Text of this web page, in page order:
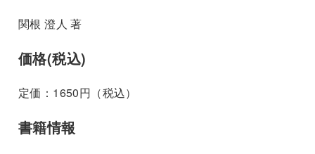
関根 澄人 著
価格(税込)
定価：1650円（税込）
書籍情報